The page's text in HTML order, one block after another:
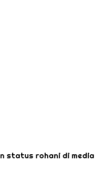
status rohani di media